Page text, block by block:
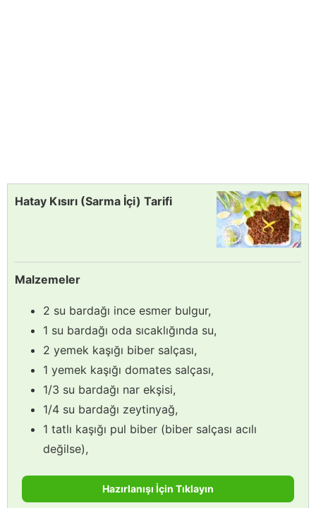
Hatay Kısırı (Sarma İçi) Tarifi
Malzemeler
2 su bardağı ince esmer bulgur,
1 su bardağı oda sıcaklığında su,
2 yemek kaşığı biber salçası,
1 yemek kaşığı domates salçası,
1/3 su bardağı nar ekşisi,
1/4 su bardağı zeytinyağ,
1 tatlı kaşığı pul biber (biber salçası acılı
değilse),
Hazırlanışı İçin Tıklayın